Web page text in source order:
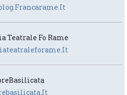
Teatrale Fo Rame